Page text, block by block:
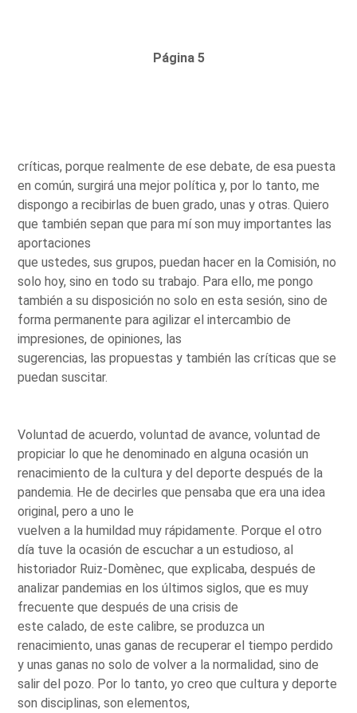
Página 5
críticas, porque realmente de ese debate, de esa puesta
en común, surgirá una mejor política y, por lo tanto, me
dispongo a recibirlas de buen grado, unas y otras. Quiero
que también sepan que para mí son muy importantes las
aportaciones
que ustedes, sus grupos, puedan hacer en la Comisión, no
solo hoy, sino en todo su trabajo. Para ello, me pongo
también a su disposición no solo en esta sesión, sino de
forma permanente para agilizar el intercambio de
impresiones, de opiniones, las
sugerencias, las propuestas y también las críticas que se
puedan suscitar.
Voluntad de acuerdo, voluntad de avance, voluntad de
propiciar lo que he denominado en alguna ocasión un
renacimiento de la cultura y del deporte después de la
pandemia. He de decirles que pensaba que era una idea
original, pero a uno le
vuelven a la humildad muy rápidamente. Porque el otro
día tuve la ocasión de escuchar a un estudioso, al
historiador Ruiz-Domènec, que explicaba, después de
analizar pandemias en los últimos siglos, que es muy
frecuente que después de una crisis de
este calado, de este calibre, se produzca un
renacimiento, unas ganas de recuperar el tiempo perdido
y unas ganas no solo de volver a la normalidad, sino de
salir del pozo. Por lo tanto, yo creo que cultura y deporte
son disciplinas, son elementos,